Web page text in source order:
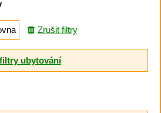
Zrušit filtry
ubytování